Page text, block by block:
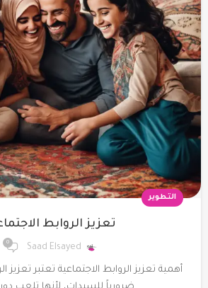
التطوير
تعزيز الروابط
Saad Elsayed
0
أهمية تعزيز الروابط الاجتماعية تعتبر تعزيز